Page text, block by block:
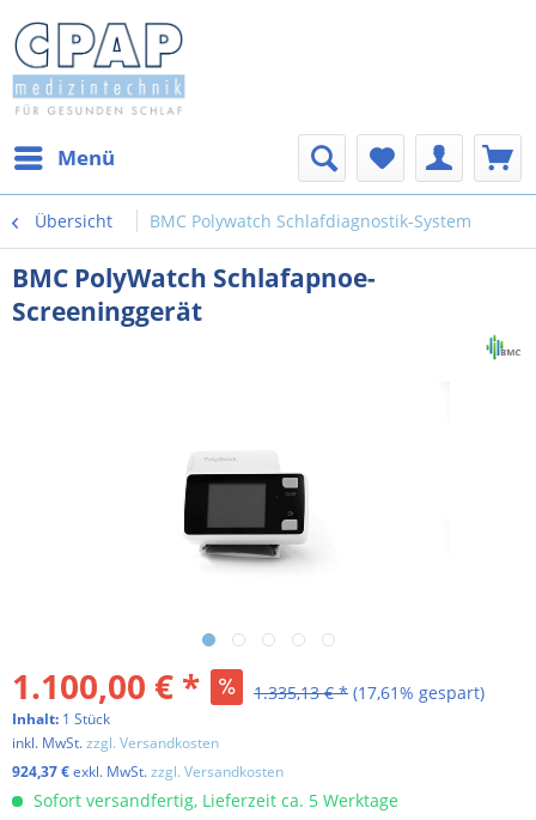
Menü
Übersicht BMC Polywatch Schlafdiagnostik-System
BMC PolyWatch Schlafapnoe-
Screeninggerät
1.100,00 € * 1.335,13 € * (17,61% gespart)
Inhalt: 1 Stück
inkl. MwSt.zzgl. Versandkosten
924,37 €exkl. MwSt.zzgl. Versandkosten
Sofort versandfertig, Lieferzeit ca. 5 Werktage